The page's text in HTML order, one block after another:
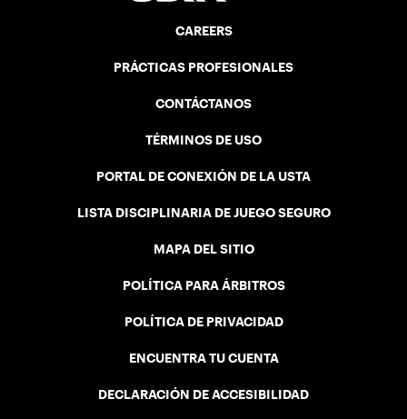
CAREERS
PRÁCTICAS PROFESIONALES
CONTÁCTANOS
TÉRMINOS DE USO
PORTAL DE CONEXIÓN DE LA USTA
LISTA DISCIPLINARIA DE JUEGO SEGURO
MAPA DEL SITIO
POLÍTICA PARA ÁRBITROS
POLÍTICA DE PRIVACIDAD
ENCUENTRA TU CUENTA
DECLARACIÓN DE ACCESIBILIDAD